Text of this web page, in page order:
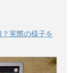
実際の様子を